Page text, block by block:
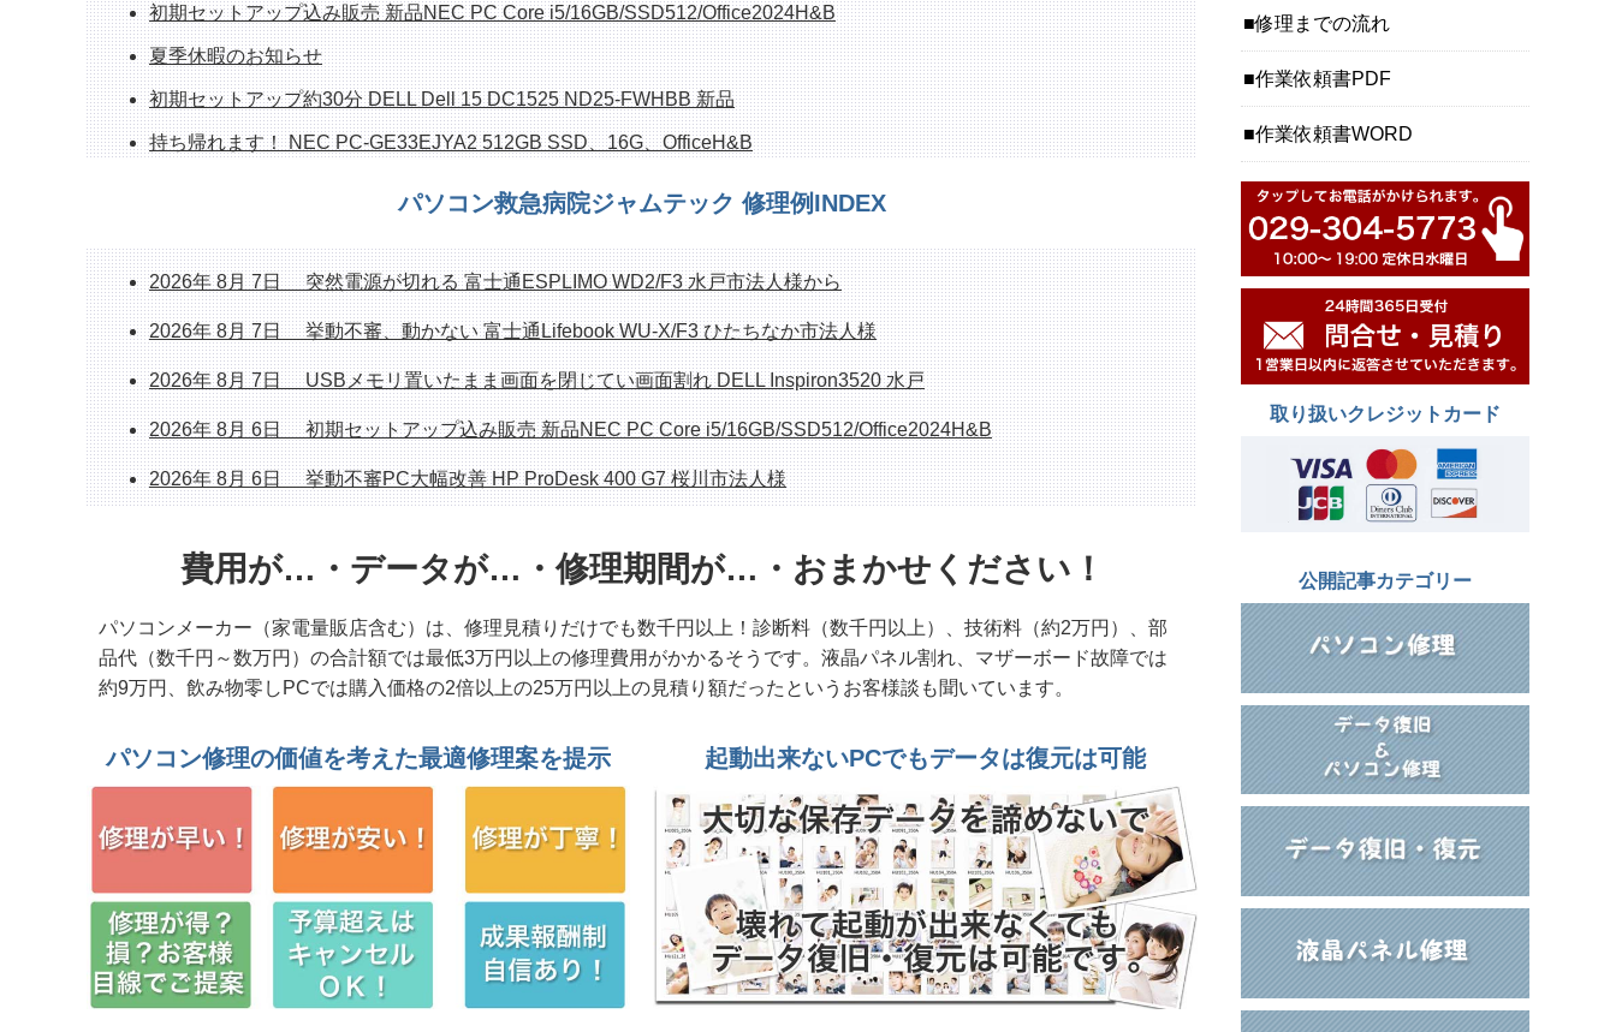
初期セットアップ込み販売 新品NEC PC Core i5/16GB/SSD512/Office2024H&B
夏季休暇のお知らせ
初期セットアップ約30分 DELL Dell 15 DC1525 ND25-FWHBB 新品
持ち帰れます！ NEC PC-GE33EJYA2 512GB SSD、16G、OfficeH&B
整備済み中古PC販売中 富士通FH70/D1 1TB SSD/Corei7/8GB/23.8インチ/Office
パソコン救急病院ジャムテック 修理例INDEX
2026年 8月 7日 突然電源が切れる 富士通ESPLIMO WD2/F3 水戸市法人様から
2026年 8月 7日 挙動不審、動かない 富士通Lifebook WU-X/F3 ひたちなか市法人様
2026年 8月 7日 USBメモリ置いたまま画面を閉じてい画面割れ DELL Inspiron3520 水戸
2026年 8月 6日 初期セットアップ込み販売 新品NEC PC Core i5/16GB/SSD512/Office2024H&B
2026年 8月 6日 挙動不審PC大幅改善 HP ProDesk 400 G7 桜川市法人様
2026年 8月 3日 起動不能 NECノート VasaPro VF-G 原因はメモリー故障だった 水戸市
2026年 8月 3日 音が出ない、WiFiが繋がらない、動作も遅い マウスコンピュータ 水戸市
2026年 8月 3日 当社修理記事を見てご来店 SSD故障 東芝 dynabook SZ/LSB 水戸市
2026年 7月30日 水戸市法人様 NEC PC コーヒー零しでキーボード交換修理
2026年 7月30日 Insert system disk in drive... 起動不能 Dynabook B65/HV ひたちなか市から
2026年 7月30日 2in1 HP ENVY x360 15インチモデル ヒンジ部分破損 日立市個人様から
2026年 7月26日 購入2か月 落下で画面破損 富士通FMV U500-K3 水戸市
2026年 7月25日 コーラ零しで起動不能 富士通Lifebook AH50/D3 鉾田市個人様
費用が…・データが…・修理期間が…・おまかせください！
パソコンメーカー（家電量販店含む）は、修理見積りだけでも数千円以上！診断料（数千円以上）、技術料（約2万円）、部
品代（数千円～数万円）の合計額では最低3万円以上の修理費用がかかるそうです。液晶パネル割れ、マザーボード故障では
約9万円、飲み物零しPCでは購入価格の2倍以上の25万円以上の見積り額だったというお客様談も聞いています。
パソコン修理の価値を考えた最適修理案を提示 起動出来ないPCでもデータは復元は可能
修理までの流れ
作業依頼書PDF
作業依頼書WORD
取り扱いクレジットカード
公開記事カテゴリー